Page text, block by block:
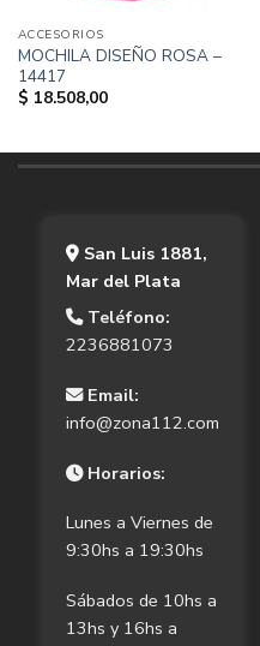
ACCESORIOS
MOCHILA DISEÑO ROSA –
14417
$ 18.508,00
San Luis 1881,
Mar del Plata
Teléfono:
2236881073
Email:
info@zona112.com
Horarios:
Lunes a Viernes de
9:30hs a 19:30hs
Sábados de 10hs a
13hs y 16hs a